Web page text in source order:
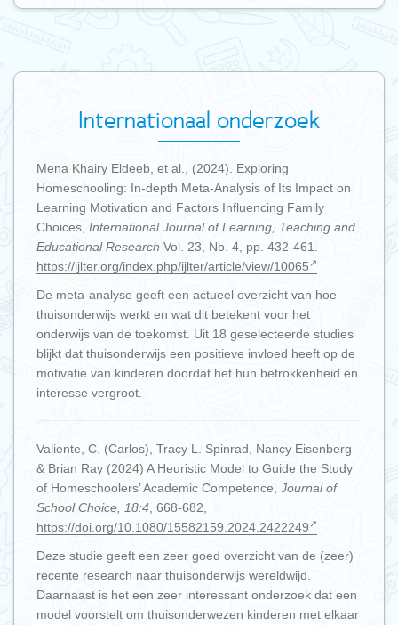
Internationaal onderzoek
Mena Khairy Eldeeb, et al., (2024). Exploring
Homeschooling: In-depth Meta-Analysis of Its Impact on
Learning Motivation and Factors Influencing Family
Choices,International Journal of Learning, Teaching and
Educational Research Vol. 23, No. 4, pp. 432-461.
https://ijlter.org/index.php/ijlter/article/view/10065
De meta-analyse geeft een actueel overzicht van hoe
thuisonderwijs werkt en wat dit betekent voor het
onderwijs van de toekomst. Uit 18 geselecteerde studies
blijkt dat thuisonderwijs een positieve invloed heeft op de
motivatie van kinderen doordat het hun betrokkenheid en
interesse vergroot.
Valiente, C. (Carlos), Tracy L. Spinrad, Nancy Eisenberg
& Brian Ray (2024) A Heuristic Model to Guide the Study
of Homeschoolers’ Academic Competence,Journal of
School Choice, 18:4 , 668-682,
https://doi.org/10.1080/15582159.2024.2422249
Deze studie geeft een zeer goed overzicht van de (zeer)
recente research naar thuisonderwijs wereldwijd.
Daarnaast is het een zeer interessant onderzoek dat een
model voorstelt om thuisonderwezen kinderen met elkaar